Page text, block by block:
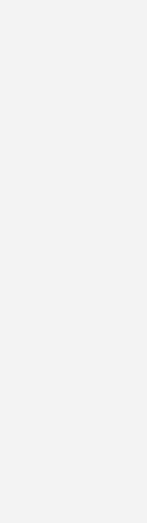
an
von 6 Mio.
Wahl forciert